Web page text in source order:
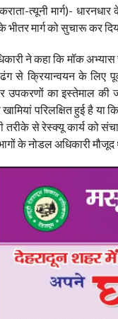
त्यूनी मार्ग)-
मार्ग को सुचारू कर
ने कहा कि मॉक
ढंग से क्रियान्वयन के लिए
का इस्तेमाल की
खामियां परिलक्षित हुई है
तरीके से रेस्क्यू कार्य को
के नोडल अधिकारी